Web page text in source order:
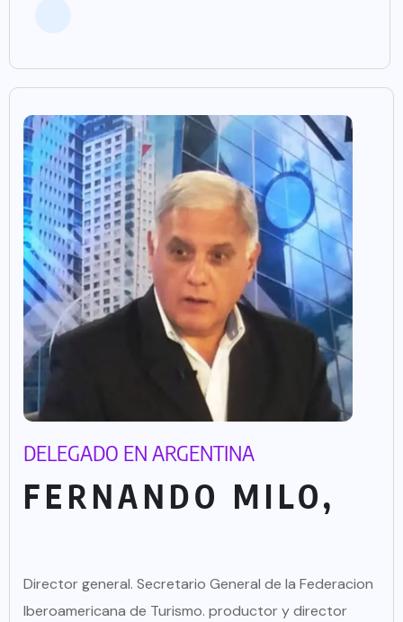
DELEGADO EN ARGENTINA
FERNANDO MILO,
Director general. Secretario General de la Federacion
Iberoamericana de Turismo. productor y director